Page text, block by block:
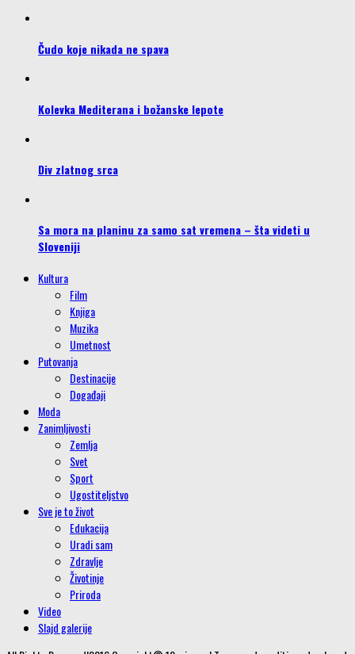
Čudo koje nikada ne spava
Kolevka Mediterana i božanske lepote
Div zlatnog srca
Sa mora na planinu za samo sat vremena – šta videti u
Sloveniji
Kultura
Film
Knjiga
Muzika
Umetnost
Putovanja
Destinacije
Događaji
Moda
Zanimljivosti
Zemlja
Svet
Sport
Ugostiteljstvo
Sve je to život
Edukacija
Uradi sam
Zdravlje
Životinje
Priroda
Video
Slajd galerije